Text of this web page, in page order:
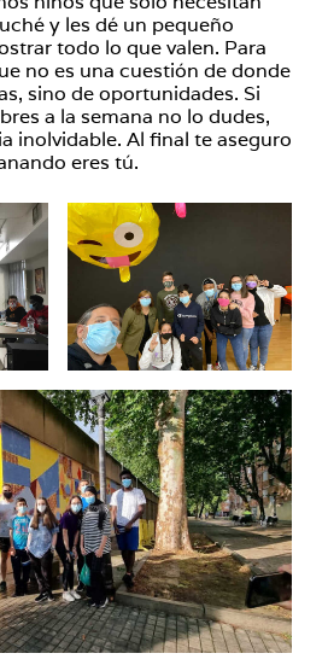
y les dé un pequeño
todo lo que valen. Para
no es una cuestión de donde
sino de oportunidades. Si
a la semana no lo dudes,
inolvidable. Al final te aseguro
eres tú.